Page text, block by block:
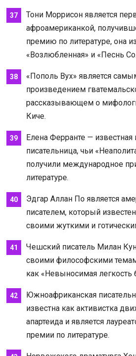
Тони Моррисон является
афроамериканкой,
премию по литературе, она
«Возлюбленная» и «Песнь
«Пополь Вух» является
произведением
рассказывающем о
Киче.
Елена Ферранте — известная
писательница, чьи
получили международное
литературе.
Эдгар Аллан По является
писателем, который
своими жуткими и
Чешский писатель Милан
своими философскими
как «Невыносимая легкость
Южноафриканская
известна как активистка
апартеида и является
премии по литературе.